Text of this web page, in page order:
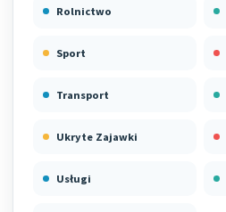
Rolnictwo
Sport
Transport
Ukryte Zajawki
Usługi